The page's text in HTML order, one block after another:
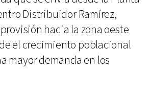
Distribuidor Ramírez,
hacia la zona oeste
el crecimiento poblacional
mayor demanda en los